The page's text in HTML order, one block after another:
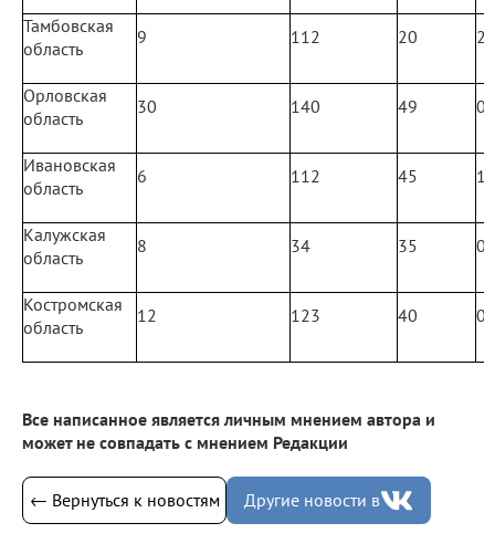
Тамбовская
область
9 112 20 2
Орловская
область
30 140 49 0
Ивановская
область
6 112 45 1
Калужская
область
8 34 35 0
Костромская
область
12 123 40 0
Все написанное является личным мнением автора и
может не совпадать с мнением Редакции
← Вернуться к новостям Другие новости в